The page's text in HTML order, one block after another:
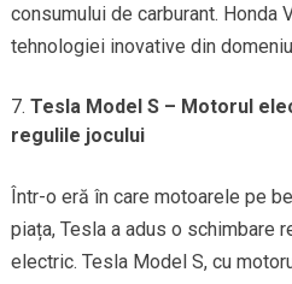
consumului de carburant. Honda
tehnologiei inovative din
Tesla Model S – Motorul
regulile jocului
Într-o eră în care motoarele pe
piața, Tesla a adus o schimbare
electric. Tesla Model S, cu